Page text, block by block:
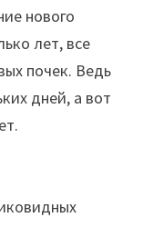
нового
лет, все
почек. Ведь
дней, а вот